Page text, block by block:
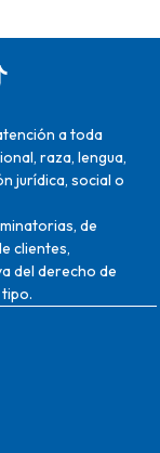
a toda
raza, lengua,
jurídica, social o
de
clientes,
del derecho de